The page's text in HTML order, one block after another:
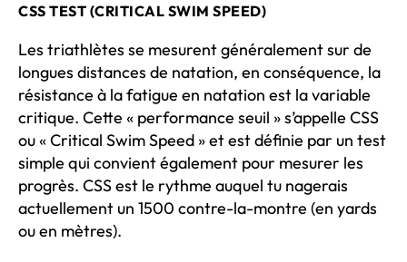
CSS TEST (CRITICAL SWIM SPEED)
Les triathlètes se mesurent généralement sur de
longues distances de natation, en conséquence, la
résistance à la fatigue en natation est la variable
critique. Cette « performance seuil » s’appelle CSS
ou « Critical Swim Speed » et est définie par un test
simple qui convient également pour mesurer les
progrès. CSS est le rythme auquel tu nagerais
actuellement un 1500 contre-la-montre (en yards
ou en mètres).